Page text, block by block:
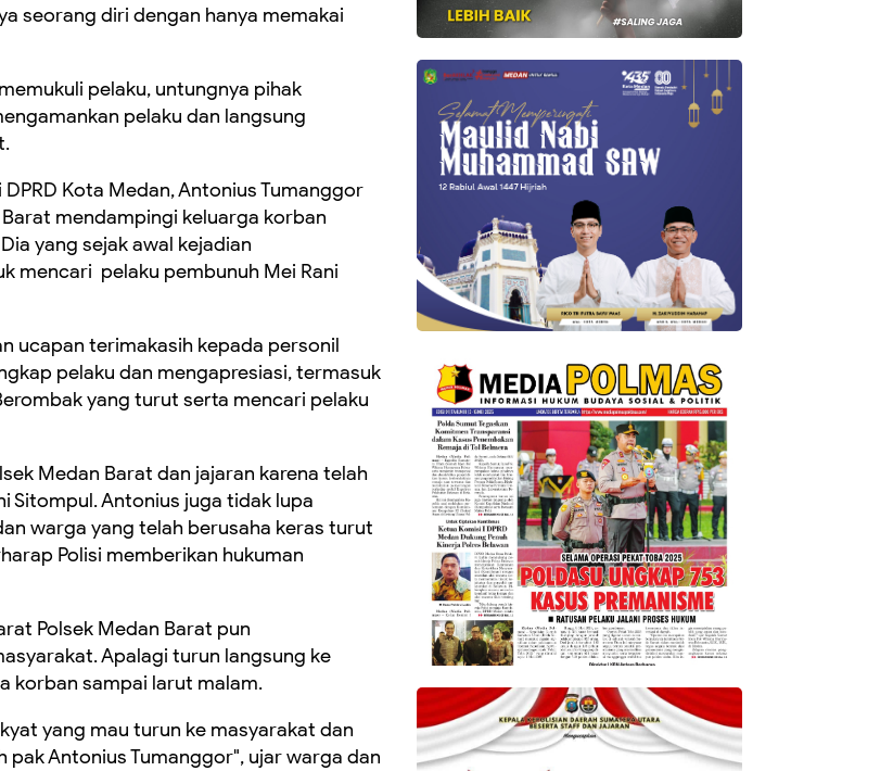
seorang diri dengan hanya memakai
pelaku, untungnya pihak
pelaku dan langsung
Kota Medan, Antonius Tumanggor
mendampingi keluarga korban
yang sejak awal kejadian
mencari pelaku pembunuh Mei Rani
ucapan terimakasih kepada personil
pelaku dan mengapresiasi, termasuk
yang turut serta mencari pelaku
Medan Barat dan jajaran karena telah
Sitompul. Antonius juga tidak lupa
warga yang telah berusaha keras turut
Polisi memberikan hukuman
Polsek Medan Barat pun
Apalagi turun langsung ke
korban sampai larut malam.
yang mau turun ke masyarakat dan
pak Antonius Tumanggor", ujar warga dan